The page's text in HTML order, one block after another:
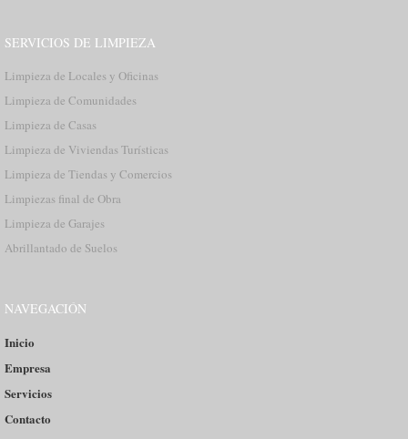
SERVICIOS DE LIMPIEZA
Limpieza de Locales y Oficinas
Limpieza de Comunidades
Limpieza de Casas
Limpieza de Viviendas Turísticas
Limpieza de Tiendas y Comercios
Limpiezas final de Obra
Limpieza de Garajes
Abrillantado de Suelos
NAVEGACIÓN
Inicio
Empresa
Servicios
Contacto